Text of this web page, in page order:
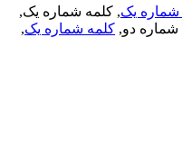
یک, کلمه شماره یک,
دو,کلمه شماره یک,